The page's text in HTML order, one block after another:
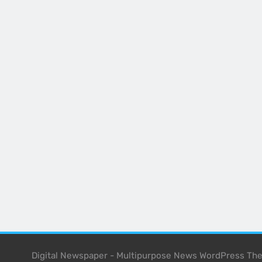
Digital Newspaper - Multipurpose News WordPress